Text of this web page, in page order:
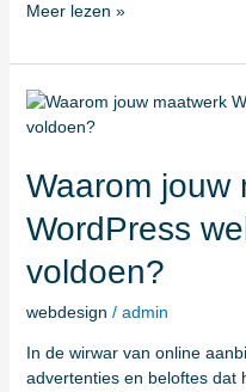
Meer lezen »
Waarom jouw
WordPress
voldoen?
webdesign / admin
In de wirwar van online
advertenties en beloftes dat
Waarom
jouw
WordPress
website
nooit
te